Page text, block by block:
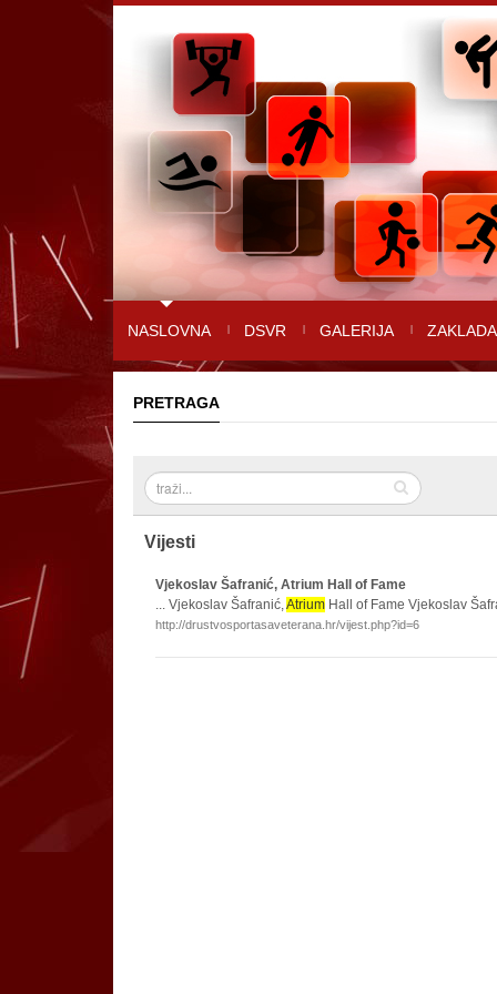
NASLOVNA DSVR GALERIJA
PRETRAGA
Vijesti
Vjekoslav Šafranić, Atrium Hall of Fame
... Vjekoslav Šafranić,Atrium Hall of Fame Vjekoslav
http://drustvosportasaveterana.hr/vijest.php?id=6